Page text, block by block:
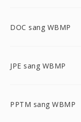
DOC sang WBMP
JPE sang WBMP
PPTM sang WBMP